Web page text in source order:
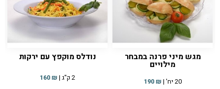
מגש מיני פרנה במבחר
מילויים
20 יח' | ₪
190
נודלס מוקפץ עם ירקות
2 ק"ג | ₪
160